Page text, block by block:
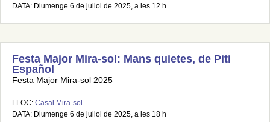
DATA: Diumenge 6 de juliol de 2025, a les 12 h
Festa Major Mira-sol: Mans quietes, de Piti
Español
Festa Major Mira-sol 2025
LLOC: Casal Mira-sol
DATA: Diumenge 6 de juliol de 2025, a les 18 h